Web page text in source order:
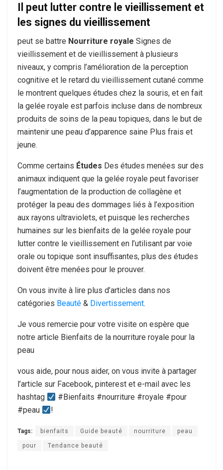
Il peut lutter contre le vieillissement et
les signes du vieillissement
peut se battre Nourriture royale Signes de
vieillissement et de vieillissement à plusieurs
niveaux, y compris l’amélioration de la perception
cognitive et le retard du vieillissement cutané comme
le montrent quelques études chez la souris, et en fait
la gelée royale est parfois incluse dans de nombreux
produits de soins de la peau topiques, dans le but de
maintenir une peau d’apparence saine Plus frais et
jeune.
Comme certains Études Des études menées sur des
animaux indiquent que la gelée royale peut favoriser
l’augmentation de la production de collagène et
protéger la peau des dommages liés à l’exposition
aux rayons ultraviolets, et puisque les recherches
humaines sur les bienfaits de la gelée royale pour
lutter contre le vieillissement en l’utilisant par voie
orale ou topique sont insuffisantes, plus des études
doivent être menées pour le prouver.
On vous invite à lire plus d’articles dans nos
catégories Beauté & Divertissement.
Je vous remercie pour votre visite on espère que
notre article Bienfaits de la nourriture royale pour la
peau
vous aide, pour nous aider, on vous invite à partager
l’article sur Facebook, pinterest et e-mail avec les
hashtag
#Bienfaits #nourriture #royale #pour
#peau
!
Tags: bienfaits Guide beauté nourriture peau
pour Tendance beauté